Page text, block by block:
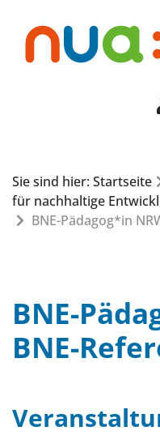
Sie sind hier: Startseite
für nachhaltige
BNE-Pädagog*in
BNE-
BNE-